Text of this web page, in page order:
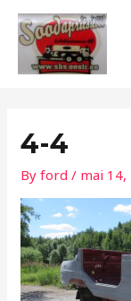
Skip
content
4-4
Byford/ mai 14,
Post
navigation